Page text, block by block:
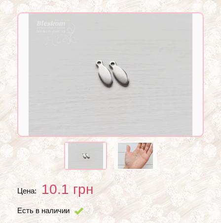
Цена: 10.1грн
Есть в наличии